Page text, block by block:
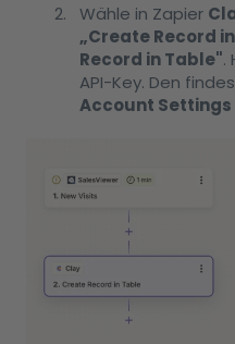
Wähle in Zapier
„Create Record
Record in Table".
API-Key. Den
Account Settings